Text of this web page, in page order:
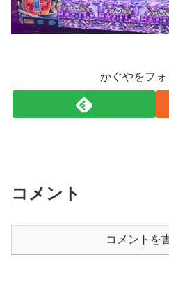
かぐやをフォ
コメント
コメントを